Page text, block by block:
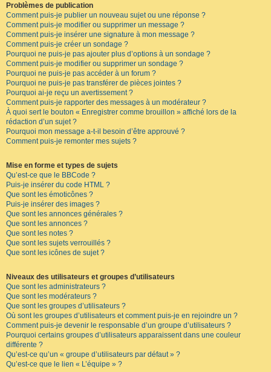
Problèmes de publication
Comment puis-je publier un nouveau sujet ou une réponse ?
Comment puis-je modifier ou supprimer un message ?
Comment puis-je insérer une signature à mon message ?
Comment puis-je créer un sondage ?
Pourquoi ne puis-je pas ajouter plus d’options à un sondage ?
Comment puis-je modifier ou supprimer un sondage ?
Pourquoi ne puis-je pas accéder à un forum ?
Pourquoi ne puis-je pas transférer de pièces jointes ?
Pourquoi ai-je reçu un avertissement ?
Comment puis-je rapporter des messages à un modérateur ?
À quoi sert le bouton « Enregistrer comme brouillon » affiché lors de la
rédaction d’un sujet ?
Pourquoi mon message a-t-il besoin d’être approuvé ?
Comment puis-je remonter mes sujets ?
Mise en forme et types de sujets
Qu’est-ce que le BBCode ?
Puis-je insérer du code HTML ?
Que sont les émoticônes ?
Puis-je insérer des images ?
Que sont les annonces générales ?
Que sont les annonces ?
Que sont les notes ?
Que sont les sujets verrouillés ?
Que sont les icônes de sujet ?
Niveaux des utilisateurs et groupes d’utilisateurs
Que sont les administrateurs ?
Que sont les modérateurs ?
Que sont les groupes d’utilisateurs ?
Où sont les groupes d’utilisateurs et comment puis-je en rejoindre un ?
Comment puis-je devenir le responsable d’un groupe d’utilisateurs ?
Pourquoi certains groupes d’utilisateurs apparaissent dans une couleur
différente ?
Qu’est-ce qu’un « groupe d’utilisateurs par défaut » ?
Qu’est-ce que le lien « L’équipe » ?